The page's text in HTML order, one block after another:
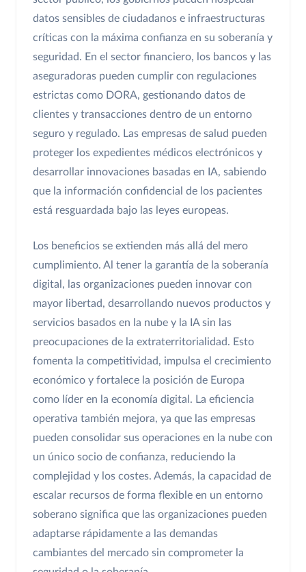
datos sensibles de ciudadanos e infraestructuras
críticas con la máxima confianza en su soberanía y
seguridad. En el sector financiero, los bancos y las
aseguradoras pueden cumplir con regulaciones
estrictas como DORA, gestionando datos de
clientes y transacciones dentro de un entorno
seguro y regulado. Las empresas de salud pueden
proteger los expedientes médicos electrónicos y
desarrollar innovaciones basadas en IA, sabiendo
que la información confidencial de los pacientes
está resguardada bajo las leyes europeas.
Los beneficios se extienden más allá del mero
cumplimiento. Al tener la garantía de la soberanía
digital, las organizaciones pueden innovar con
mayor libertad, desarrollando nuevos productos y
servicios basados en la nube y la IA sin las
preocupaciones de la extraterritorialidad. Esto
fomenta la competitividad, impulsa el crecimiento
económico y fortalece la posición de Europa
como líder en la economía digital. La eficiencia
operativa también mejora, ya que las empresas
pueden consolidar sus operaciones en la nube con
un único socio de confianza, reduciendo la
complejidad y los costes. Además, la capacidad de
escalar recursos de forma flexible en un entorno
soberano significa que las organizaciones pueden
adaptarse rápidamente a las demandas
cambiantes del mercado sin comprometer la